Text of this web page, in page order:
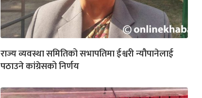
राज्य व्यवस्था समितिको सभापतिमा ईश्वरी न्यौपानेलाई
पठाउने कांग्रेसको निर्णय